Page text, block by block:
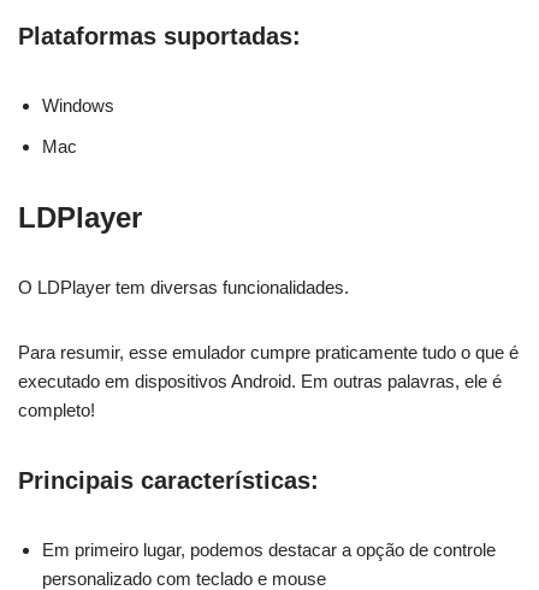
Plataformas suportadas:
Windows
Mac
LDPlayer
O LDPlayer tem diversas funcionalidades.
Para resumir, esse emulador cumpre praticamente tudo o que é
executado em dispositivos Android. Em outras palavras, ele é
completo!
Principais características:
Em primeiro lugar, podemos destacar a opção de controle
personalizado com teclado e mouse